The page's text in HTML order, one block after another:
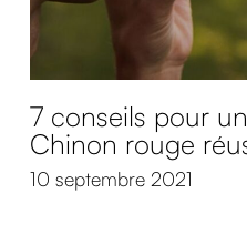
7 conseils pour
Chinon rouge
10 septembre 2021